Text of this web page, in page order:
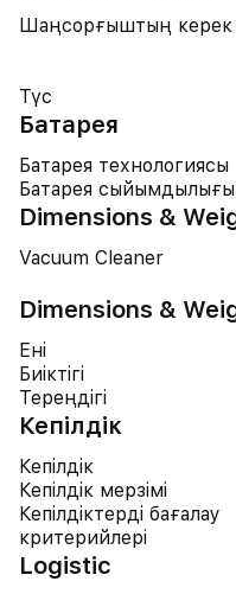
Шаңсорғыштың керек
Түс
Батарея
Батарея технологиясы
Батарея сыйымдылығы
Dimensions &
Vacuum Cleaner
Dimensions &
Ені
Биіктігі
Тереңдігі
Кепілдік
Кепілдік
Кепілдік мерзімі
Кепілдіктерді бағалау
критерийлері
Logistic